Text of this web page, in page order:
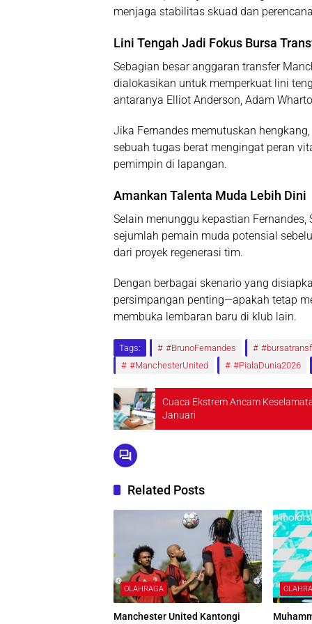
menjaga stabilitas skuad dan
Lini Tengah Jadi Fokus Bursa
Sebagian besar anggaran transfer
dialokasikan untuk memperkuat lini
antaranya Elliot Anderson, Adam
Jika Fernandes memutuskan
sebuah tugas berat mengingat peran
pemimpin di lapangan.
Amankan Talenta Muda Lebih Dini
Selain menunggu kepastian
sejumlah pemain muda potensial
dari proyek regenerasi tim.
Dengan berbagai skenario yang
persimpangan penting—apakah tetap
membuka lembaran baru di klub lain.
Tags: #BrunoFernandes
#ManchesterUnited
#PialaDunia2026
Cuaca Ekstrem Ancam
Januari
Related Posts
OLAHRAGA
Manchester United Kantongi